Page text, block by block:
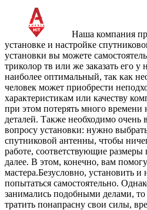
Наша компания
установке и настройке
установки вы можете
триколор тв или же заказать его у
наиболее оптимальный, так как
человек может приобрести
характеристикам или качеству
при этом потерять много
деталей. Также необходимо очень
вопросу установки: нужно
спутниковой антенны, чтобы
работе, соответствующие размеры
далее. В этом, конечно, вам
мастера.Безусловно, установить
попытаться самостоятельно.
занимались подобными делами,
тратить понапрасну свои силы,